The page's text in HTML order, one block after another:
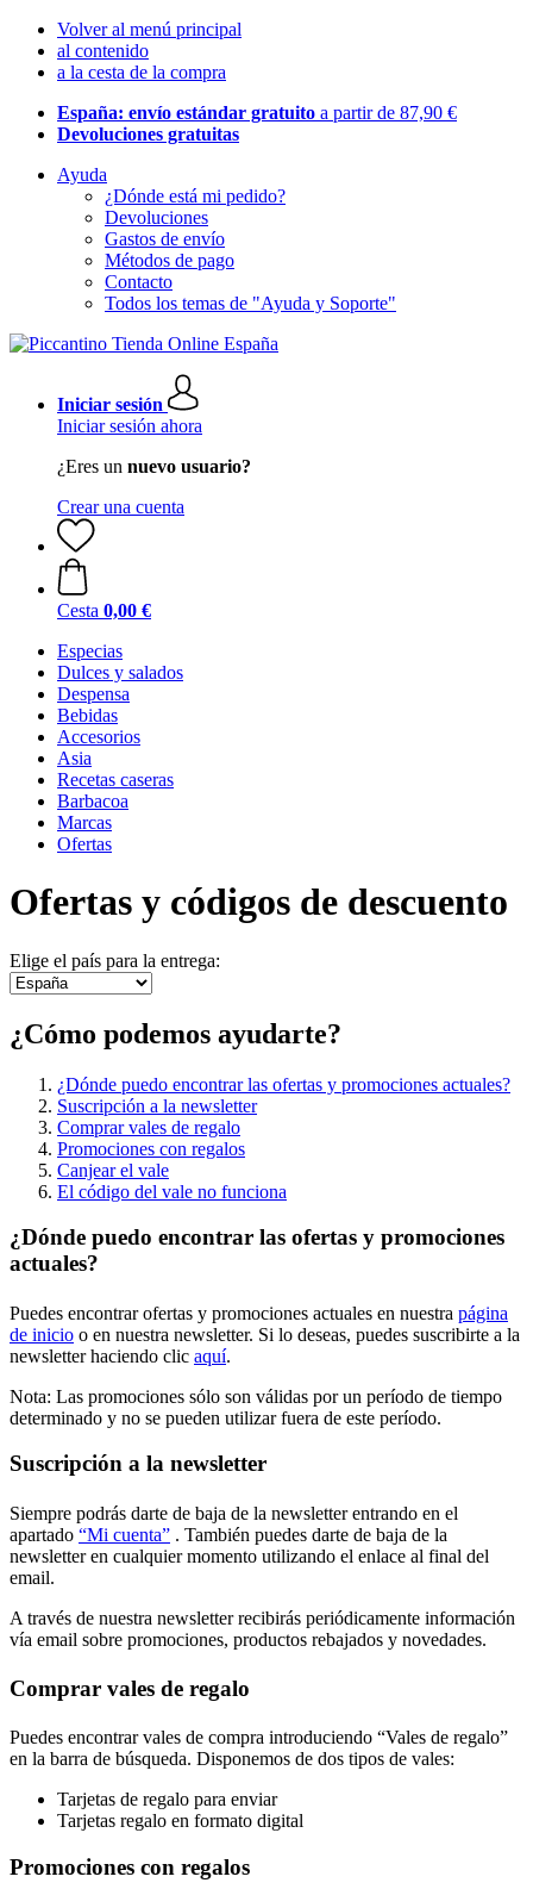
Volver al menú principal
al contenido
a la cesta de la compra
España: envío estándar gratuito a partir de 87,90 €
Devoluciones gratuitas
Ayuda
¿Dónde está mi pedido?
Devoluciones
Gastos de envío
Métodos de pago
Contacto
Todos los temas de "Ayuda y Soporte"
Iniciar sesión
Iniciar sesión ahora
¿Eres un nuevo usuario?
Crear una cuenta
Cesta 0,00 €
Especias
Dulces y salados
Despensa
Bebidas
Accesorios
Asia
Recetas caseras
Barbacoa
Marcas
Ofertas
Ofertas y códigos de descuento
Elige el país para la entrega:
¿Cómo podemos ayudarte?
¿Dónde puedo encontrar las ofertas y promociones actuales?
Suscripción a la newsletter
Comprar vales de regalo
Promociones con regalos
Canjear el vale
El código del vale no funciona
¿Dónde puedo encontrar las ofertas y promociones
actuales?
Puedes encontrar ofertas y promociones actuales en nuestra página
de inicio o en nuestra newsletter. Si lo deseas, puedes suscribirte a la
newsletter haciendo clic aquí.
Nota: Las promociones sólo son válidas por un período de tiempo
determinado y no se pueden utilizar fuera de este período.
Suscripción a la newsletter
Siempre podrás darte de baja de la newsletter entrando en el
apartado “Mi cuenta” . También puedes darte de baja de la
newsletter en cualquier momento utilizando el enlace al final del
email.
A través de nuestra newsletter recibirás periódicamente información
vía email sobre promociones, productos rebajados y novedades.
Comprar vales de regalo
Puedes encontrar vales de compra introduciendo “Vales de regalo”
en la barra de búsqueda. Disponemos de dos tipos de vales:
Tarjetas de regalo para enviar
Tarjetas regalo en formato digital
Promociones con regalos